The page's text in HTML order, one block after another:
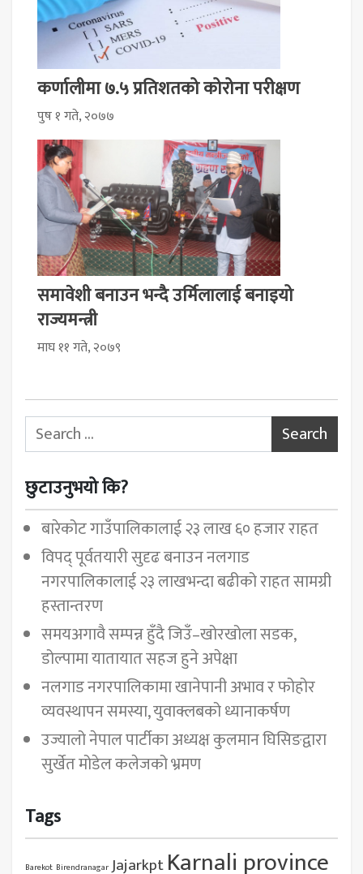
कर्णालीमा ७.५ प्रतिशतको कोरोना परीक्षण
पुष १ गते, २०७७
समावेशी बनाउन भन्दै उर्मिलालाई बनाइयो
राज्यमन्त्री
माघ ११ गते, २०७९
Search for:
छुटाउनुभयो कि?
बारेकोट गाउँपालिकालाई २३ लाख ६० हजार राहत
विपद् पूर्वतयारी सुदृढ बनाउन नलगाड
नगरपालिकालाई २३ लाखभन्दा बढीको राहत सामग्री
हस्तान्तरण
समयअगावै सम्पन्न हुँदै जिउँ–खोरखोला सडक,
डोल्पामा यातायात सहज हुने अपेक्षा
नलगाड नगरपालिकामा खानेपानी अभाव र फोहोर
व्यवस्थापन समस्या, युवाक्लबको ध्यानाकर्षण
उज्यालो नेपाल पार्टीका अध्यक्ष कुलमान घिसिङद्वारा
सुर्खेत मोडेल कलेजको भ्रमण
Tags
Barekot Birendranagar JajarkptKarnali province